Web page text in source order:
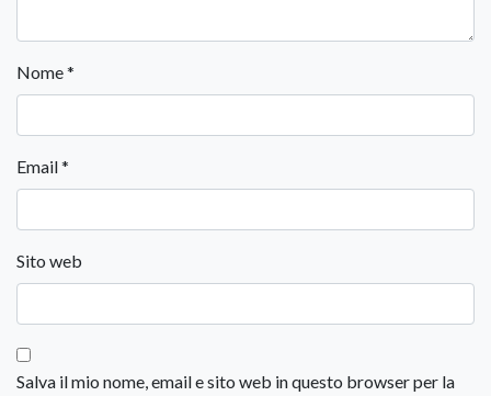
Nome*
Email*
Sito web
Salva il mio nome, email e sito web in questo browser per la